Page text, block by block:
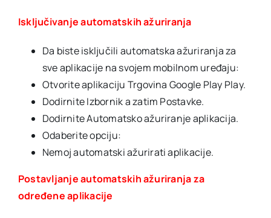
Isključivanje automatskih ažuriranja
Da biste isključili automatska ažuriranja za
sve aplikacije na svojem mobilnom uređaju:
Otvorite aplikaciju Trgovina Google Play Play.
Dodirnite Izbornik a zatim Postavke.
Dodirnite Automatsko ažuriranje aplikacija.
Odaberite opciju:
Nemoj automatski ažurirati aplikacije.
Postavljanje automatskih ažuriranja za
određene aplikacije